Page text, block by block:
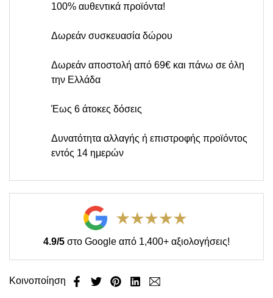
100% αυθεντικά προϊόντα!
Δωρεάν συσκευασία δώρου
Δωρεάν αποστολή από 69€ και πάνω σε όλη
την Ελλάδα
Έως 6 άτοκες δόσεις
Δυνατότητα αλλαγής ή επιστροφής προϊόντος
εντός 14 ημερών
4.9/5 στο Google από 1,400+ αξιολογήσεις!
Κοινοποίηση